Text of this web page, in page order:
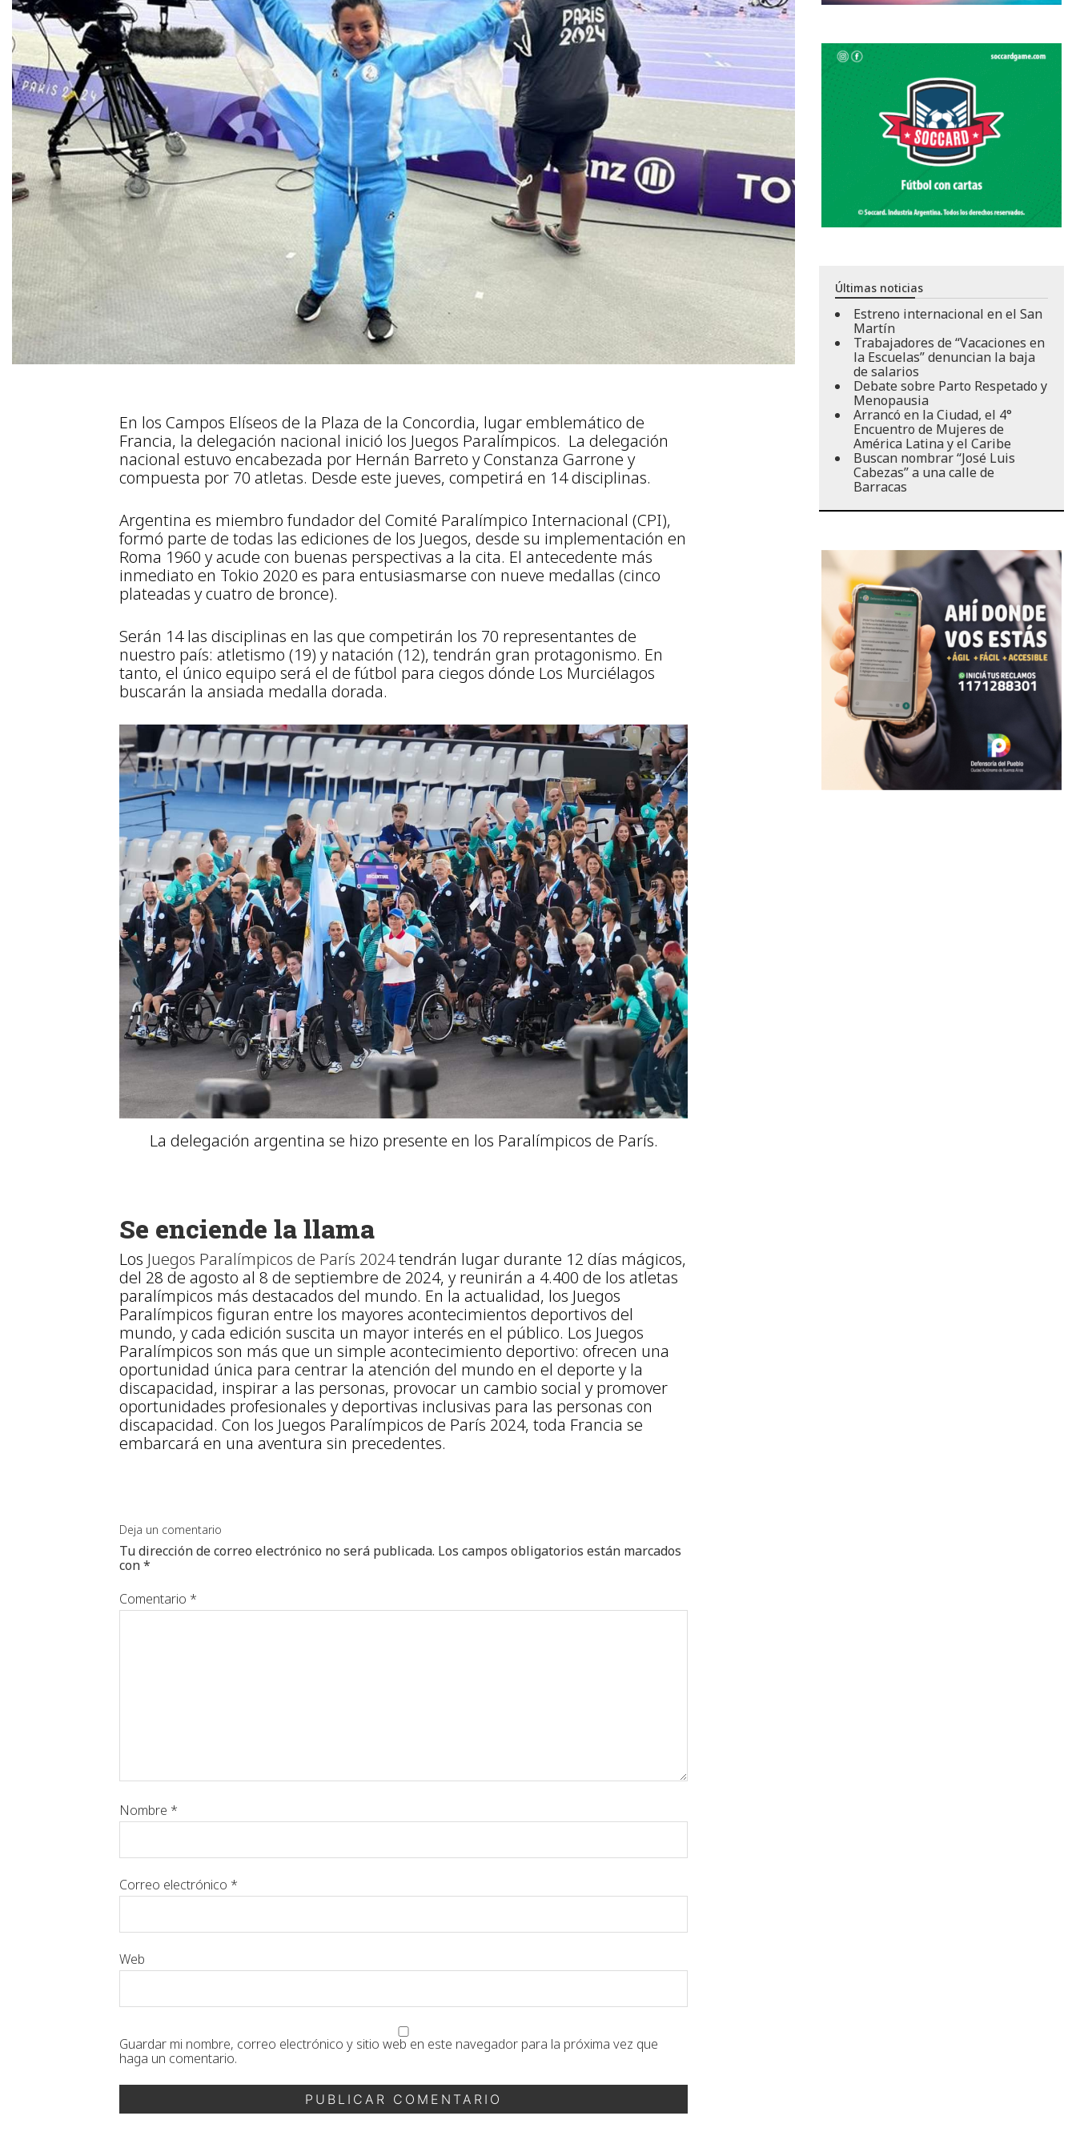
En los Campos Elíseos de la Plaza de la Concordia, lugar emblemático de
Francia, la delegación nacional inició los Juegos Paralímpicos. La delegación
nacional estuvo encabezada por Hernán Barreto y Constanza Garrone y
compuesta por 70 atletas. Desde este jueves, competirá en 14 disciplinas.
Argentina es miembro fundador del Comité Paralímpico Internacional (CPI),
formó parte de todas las ediciones de los Juegos, desde su implementación en
Roma 1960 y acude con buenas perspectivas a la cita. El antecedente más
inmediato en Tokio 2020 es para entusiasmarse con nueve medallas (cinco
plateadas y cuatro de bronce).
Serán 14 las disciplinas en las que competirán los 70 representantes de
nuestro país: atletismo (19) y natación (12), tendrán gran protagonismo. En
tanto, el único equipo será el de fútbol para ciegos dónde Los Murciélagos
buscarán la ansiada medalla dorada.
La delegación argentina se hizo presente en los Paralímpicos de París.
Se enciende la llama
Los Juegos Paralímpicos de París 2024tendrán lugar durante 12 días mágicos,
del 28 de agosto al 8 de septiembre de 2024, y reunirán a 4.400 de los atletas
paralímpicos más destacados del mundo. En la actualidad, los Juegos
Paralímpicos figuran entre los mayores acontecimientos deportivos del
mundo, y cada edición suscita un mayor interés en el público. Los Juegos
Paralímpicos son más que un simple acontecimiento deportivo: ofrecen una
oportunidad única para centrar la atención del mundo en el deporte y la
discapacidad, inspirar a las personas, provocar un cambio social y promover
oportunidades profesionales y deportivas inclusivas para las personas con
discapacidad. Con los Juegos Paralímpicos de París 2024, toda Francia se
embarcará en una aventura sin precedentes.
Deja un comentario
Tu dirección de correo electrónico no será publicada. Los campos obligatorios están marcados
con*
Comentario *
Nombre *
Correo electrónico *
Web
Guardar mi nombre, correo electrónico y sitio web en este navegador para la próxima vez que
haga un comentario.
Últimas noticias
Estreno internacional en el San
Martín
Trabajadores de “Vacaciones en
la Escuelas” denuncian la baja
de salarios
Debate sobre Parto Respetado y
Menopausia
Arrancó en la Ciudad, el 4°
Encuentro de Mujeres de
América Latina y el Caribe
Buscan nombrar “José Luis
Cabezas” a una calle de
Barracas